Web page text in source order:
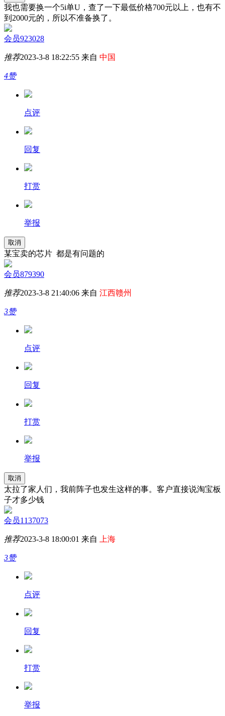
我也需要换一个5i单U，查了一下最低价格700元以上，也有不
到2000元的，所以不准备换了。
会员923028
推荐2023-3-8 18:22:55 来自 中国
4赞
点评
回复
打赏
举报
取消
某宝卖的芯片 都是有问题的
会员879390
推荐2023-3-8 21:40:06 来自 江西赣州
3赞
点评
回复
打赏
举报
取消
太拉了家人们，我前阵子也发生这样的事。客户直接说淘宝板
子才多少钱
会员1137073
推荐2023-3-8 18:00:01 来自 上海
3赞
点评
回复
打赏
举报